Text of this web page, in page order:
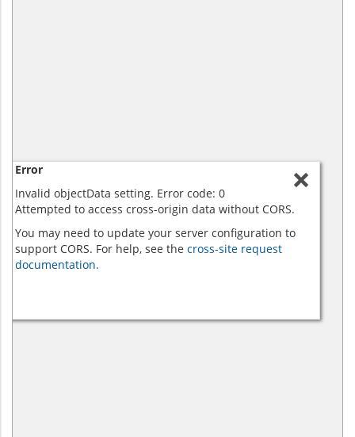
Error
Invalid objectData setting. Error code: 0
Attempted to access cross-origin data without CORS.
You may need to update your server configuration to
support CORS. For help, see the cross-site request
documentation.